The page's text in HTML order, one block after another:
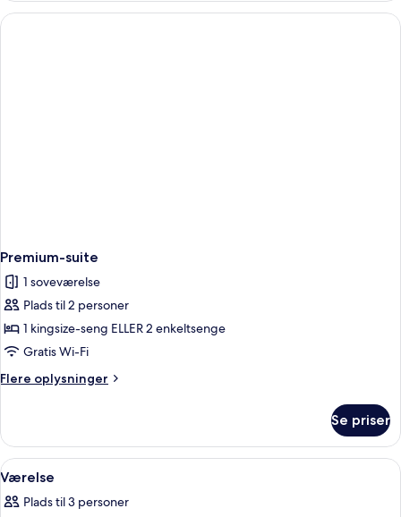
Premium-suite
1 soveværelse
Plads til 2 personer
1 kingsize-seng ELLER 2 enkeltsenge
Gratis Wi-Fi
Flere oplysninger
Flere
suite
Se priser
Indlæs
alle
billeder
Et soveværelse med en seng, en
5
Værelse
Plads til 3 personer